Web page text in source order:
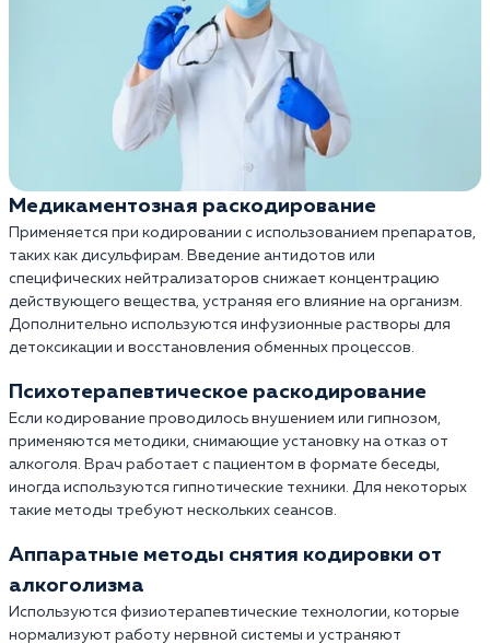
Медикаментозная раскодирование
Применяется при кодировании с использованием препаратов,
таких как дисульфирам. Введение антидотов или
специфических нейтрализаторов снижает концентрацию
действующего вещества, устраняя его влияние на организм.
Дополнительно используются инфузионные растворы для
детоксикации и восстановления обменных процессов.
Психотерапевтическое раскодирование
Если кодирование проводилось внушением или гипнозом,
применяются методики, снимающие установку на отказ от
алкоголя. Врач работает с пациентом в формате беседы,
иногда используются гипнотические техники. Для некоторых
такие методы требуют нескольких сеансов.
Аппаратные методы снятия кодировки от
алкоголизма
Используются физиотерапевтические технологии, которые
нормализуют работу нервной системы и устраняют